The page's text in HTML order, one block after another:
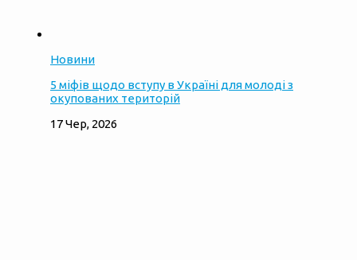
Новини
5 міфів щодо вступу в Україні для молоді з
окупованих територій
17 Чер, 2026